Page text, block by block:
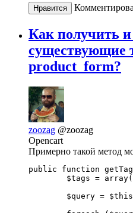
Нравится
Как получить
существующие
product_form?
zoozag @zoozag
Opencart
Примерно такой метод
public function